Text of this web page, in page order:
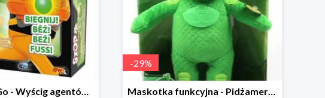
Gra Stop & Go - Wyścig agentów w super cenie
-29%
Maskotka funkcyjna - Pidżamersi w super cenie